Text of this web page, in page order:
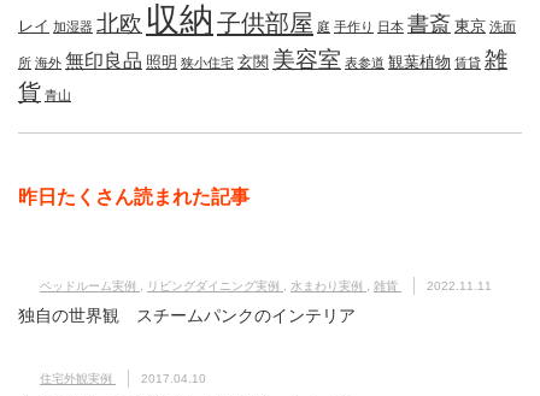
レイ 加湿器 北欧 収納 子供部屋 庭 手作り 日本 書斎 東京 洗面
所 海外 無印良品 照明 狭小住宅 玄関 美容室 表参道 観葉植物 賃貸 雑
貨 青山
昨日たくさん読まれた記事
ベッドルーム実例 , リビングダイニング実例 , 水まわり実例 , 雑貨 2022.11.11
独自の世界観 スチームパンクのインテリア
住宅外観実例 2017.04.10